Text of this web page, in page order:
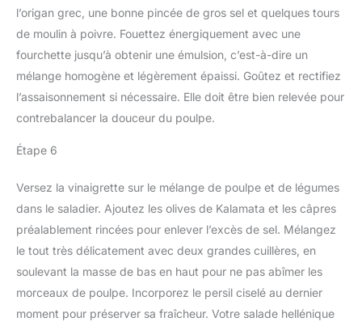
l’origan grec, une bonne pincée de gros sel et quelques tours
de moulin à poivre. Fouettez énergiquement avec une
fourchette jusqu’à obtenir une émulsion, c’est-à-dire un
mélange homogène et légèrement épaissi. Goûtez et rectifiez
l’assaisonnement si nécessaire. Elle doit être bien relevée pour
contrebalancer la douceur du poulpe.
Étape 6
Versez la vinaigrette sur le mélange de poulpe et de légumes
dans le saladier. Ajoutez les olives de Kalamata et les câpres
préalablement rincées pour enlever l’excès de sel. Mélangez
le tout très délicatement avec deux grandes cuillères, en
soulevant la masse de bas en haut pour ne pas abîmer les
morceaux de poulpe. Incorporez le persil ciselé au dernier
moment pour préserver sa fraîcheur. Votre salade hellénique